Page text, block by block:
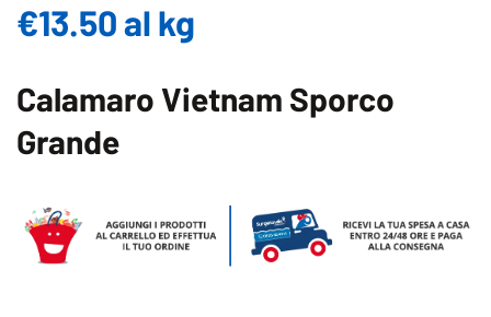
€13.50 al kg
Calamaro Vietnam Sporco
Grande